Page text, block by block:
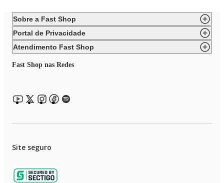
Sobre a Fast Shop
Portal de Privacidade
Atendimento Fast Shop
Fast Shop nas Redes
Site seguro